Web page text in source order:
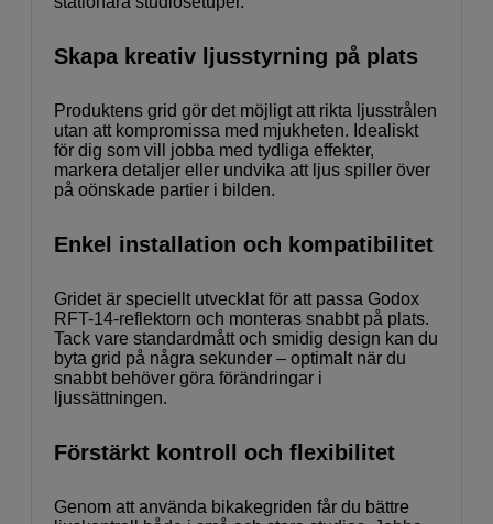
Skapa kreativ ljusstyrning på plats
Produktens grid gör det möjligt att rikta ljusstrålen
utan att kompromissa med mjukheten. Idealiskt
för dig som vill jobba med tydliga effekter,
markera detaljer eller undvika att ljus spiller över
på oönskade partier i bilden.
Enkel installation och kompatibilitet
Gridet är speciellt utvecklat för att passa Godox
RFT-14-reflektorn och monteras snabbt på plats.
Tack vare standardmått och smidig design kan du
byta grid på några sekunder – optimalt när du
snabbt behöver göra förändringar i
ljussättningen.
Förstärkt kontroll och flexibilitet
Genom att använda bikakegriden får du bättre